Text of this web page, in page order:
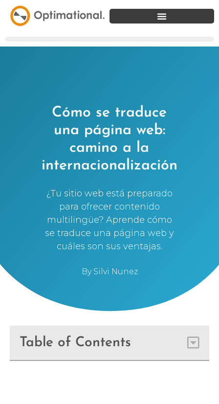
Cómo se traduce
una página web:
camino a la
internacionalización
¿Tu sitio web está preparado
para ofrecer contenido
multilingüe? Aprende cómo
se traduce una página web y
cuáles son sus ventajas.
BySilvi Nunez
Table of Contents